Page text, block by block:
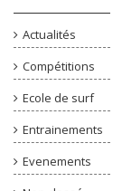
Actualités
Compétitions
Ecole de surf
Entrainements
Evenements